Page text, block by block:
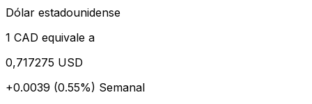
Dólar estadounidense
1 CAD equivale a
0,717275 USD
+0.0039 (0.55%) Semanal